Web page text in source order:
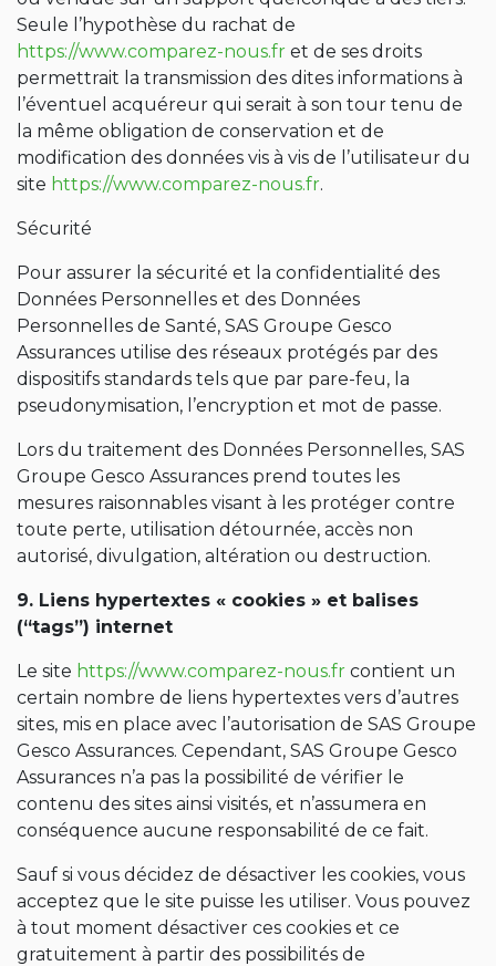
Seule l’hypothèse du rachat de
https://www.comparez-nous.fr et de ses droits
permettrait la transmission des dites informations à
l’éventuel acquéreur qui serait à son tour tenu de
la même obligation de conservation et de
modification des données vis à vis de l’utilisateur du
site https://www.comparez-nous.fr.
Sécurité
Pour assurer la sécurité et la confidentialité des
Données Personnelles et des Données
Personnelles de Santé, SAS Groupe Gesco
Assurances utilise des réseaux protégés par des
dispositifs standards tels que par pare-feu, la
pseudonymisation, l’encryption et mot de passe.
Lors du traitement des Données Personnelles, SAS
Groupe Gesco Assurances prend toutes les
mesures raisonnables visant à les protéger contre
toute perte, utilisation détournée, accès non
autorisé, divulgation, altération ou destruction.
9. Liens hypertextes « cookies » et balises
(“tags”) internet
Le site https://www.comparez-nous.fr contient un
certain nombre de liens hypertextes vers d’autres
sites, mis en place avec l’autorisation de SAS Groupe
Gesco Assurances. Cependant, SAS Groupe Gesco
Assurances n’a pas la possibilité de vérifier le
contenu des sites ainsi visités, et n’assumera en
conséquence aucune responsabilité de ce fait.
Sauf si vous décidez de désactiver les cookies, vous
acceptez que le site puisse les utiliser. Vous pouvez
à tout moment désactiver ces cookies et ce
gratuitement à partir des possibilités de